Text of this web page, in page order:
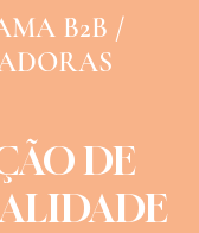
B2B /
DE